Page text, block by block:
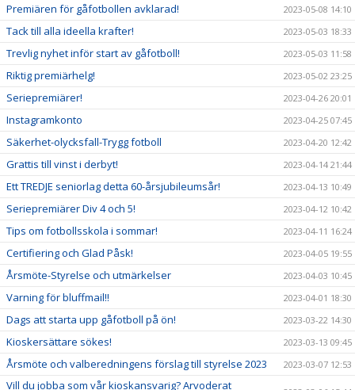
Premiären för gåfotbollen avklarad! 2023-05-08 14:10
Tack till alla ideella krafter! 2023-05-03 18:33
Trevlig nyhet inför start av gåfotboll! 2023-05-03 11:58
Riktig premiärhelg! 2023-05-02 23:25
Seriepremiärer! 2023-04-26 20:01
Instagramkonto 2023-04-25 07:45
Säkerhet-olycksfall-Trygg fotboll 2023-04-20 12:42
Grattis till vinst i derbyt! 2023-04-14 21:44
Ett TREDJE seniorlag detta 60-årsjubileumsår! 2023-04-13 10:49
Seriepremiärer Div 4 och 5! 2023-04-12 10:42
Tips om fotbollsskola i sommar! 2023-04-11 16:24
Certifiering och Glad Påsk! 2023-04-05 19:55
Årsmöte-Styrelse och utmärkelser 2023-04-03 10:45
Varning för bluffmail!! 2023-04-01 18:30
Dags att starta upp gåfotboll på ön! 2023-03-22 14:30
Kioskersättare sökes! 2023-03-13 09:45
Årsmöte och valberedningens förslag till styrelse 2023 2023-03-07 12:53
Vill du jobba som vår kioskansvarig? Arvoderat